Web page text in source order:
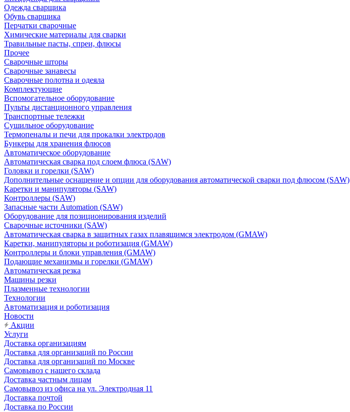
Одежда сварщика
Обувь сварщика
Перчатки сварочные
Химические материалы для сварки
Травильные пасты, спреи, флюсы
Прочее
Сварочные шторы
Сварочные занавесы
Сварочные полотна и одеяла
Комплектующие
Вспомогательное оборудование
Пульты дистанционного управления
Транспортные тележки
Сушильное оборудование
Термопеналы и печи для прокалки электродов
Бункеры для хранения флюсов
Автоматическое оборудование
Автоматическая сварка под слоем флюса (SAW)
Головки и горелки (SAW)
Дополнительные оснащение и опции для оборудования автоматической сварки под флюсом (SAW)
Каретки и манипуляторы (SAW)
Контроллеры (SAW)
Запасные части Automation (SAW)
Оборудование для позиционирования изделий
Сварочные источники (SAW)
Автоматическая сварка в защитных газах плавящимся электродом (GMAW)
Каретки, манипуляторы и роботизация (GMAW)
Контроллеры и блоки управления (GMAW)
Подающие механизмы и горелки (GMAW)
Автоматическая резка
Машины резки
Плазменные технологии
Технологии
Автоматизация и роботизация
Новости
Акции
Услуги
Доставка организациям
Доставка для организаций по России
Доставка для организаций по Москве
Самовывоз с нашего склада
Доставка частным лицам
Самовывоз из офиса на ул. Электродная 11
Доставка почтой
Доставка по России